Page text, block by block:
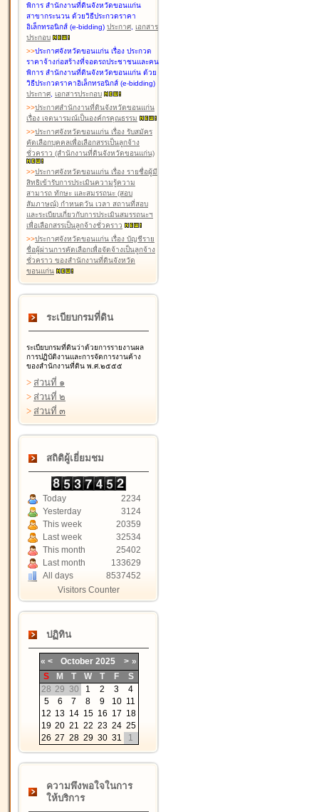
พิการ สำนักงานที่ดินจังหวัดขอนแก่น
สาขากระนวน ด้วยวิธีประกวดราคา
อิเล็กทรอนิกส์ (e-bidding) ประกาศ, เอกสาร
ประกอบ
>>ประกาศจังหวัดขอนแก่น เรื่อง ประกวด
ราคาจ้างก่อสร้างที่จอดรถประชาชนและคน
พิการ สำนักงานที่ดินจังหวัดขอนแก่น ด้วย
วิธีประกวดราคาอิเล็กทรอนิกส์ (e-bidding)
ประกาศ, เอกสารประกอบ
>>ประกาศสำนักงานที่ดินจังหวัดขอนแก่น
เรื่อง เจตนารมณ์เป็นองค์กรคุณธรรม
>>ประกาศจังหวัดขอนแก่น เรื่อง รับสมัคร
คัดเลือกบุคคลเพื่อเลือกสรรเป็นลูกจ้าง
ชั่วคราว (สำนักงานที่ดินจังหวัดขอนแก่น)
>>ประกาศจังหวัดขอนแก่น เรื่อง รายชื่อผู้มี
สิทธิเข้ารับการประเมินความรู้ความ
สามารถ ทักษะ และสมรรถนะ (สอบ
สัมภาษณ์) กำหนดวัน เวลา สถานที่สอบ
และระเบียบเกี่ยวกับการประเมินสมรรถนะฯ
เพื่อเลือกสรรเป็นลูกจ้างชั่วคราว
>>ประกาศจังหวัดขอนแก่น เรื่อง บัญชีราย
ชื่อผู้ผ่านการคัดเลือกเพื่อจัดจ้างเป็นลูกจ้าง
ชั่วคราว ของสำนักงานที่ดินจังหวัด
ขอนแก่น
ระเบียบกรมที่ดิน
ระเบียบกรมที่ดินว่าด้วยการรายงานผล
การปฏิบัติงานและการจัดการงานค้าง
ของสำนักงานที่ดิน พ.ศ.๒๕๕๕
> ส่วนที่ ๑
> ส่วนที่ ๒
> ส่วนที่ ๓
สถิติผู้เยี่ยมชม
Today
2234
Yesterday
3124
This week
20359
Last week
32534
This month
25402
Last month
133629
All days
8537452
Visitors Counter
ปฏิทิน
« < October 2025 > »
S
M T W T F
S
28 29 30 1 2 3
4
5
6 7 8 9 10 11
12 13 14 15 16 17 18
19 20 21 22 23 24 25
26 27 28 29 30 31 1
ความพึงพอใจในการ
ให้บริการ